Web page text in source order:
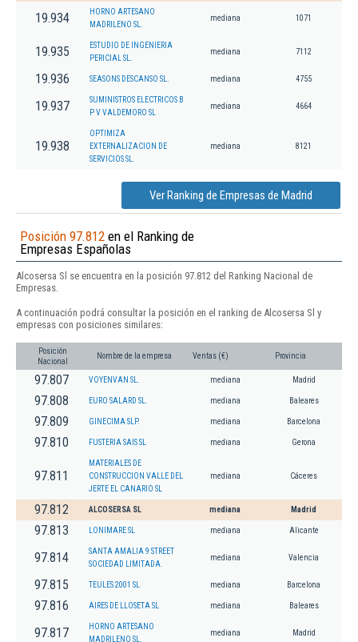
19.934
HORNO ARTESANO
MADRILENO SL.
mediana 1071
19.935
ESTUDIO DE INGENIERIA
PERICIAL SL.
mediana 7112
19.936 SEASONS DESCANSO SL. mediana 4755
19.937
SUMINISTROS ELECTRICOS B
P V VALDEMORO SL
mediana 4664
19.938
OPTIMIZA
EXTERNALIZACION DE
SERVICIOS SL.
mediana 8121
Ver Ranking de Empresas de Madrid
Posición 97.812 en el Ranking de
Empresas Españolas
Alcosersa Sl se encuentra en la posición 97.812 del Ranking Nacional de
Empresas.
A continuación podrá consultar la posición en el ranking de Alcosersa Sl y
empresas con posiciones similares:
Posición
Nacional
Nombre de la empresa Ventas (€) Provincia
97.807 VOYENVAN SL. mediana Madrid
97.808 EURO SALARD SL. mediana Baleares
97.809 GINECIMA SLP. mediana Barcelona
97.810 FUSTERIA SAIS SL mediana Gerona
97.811
MATERIALES DE
CONSTRUCCION VALLE DEL
JERTE EL CANARIO SL
mediana Cáceres
97.812 ALCOSERSA SL mediana Madrid
97.813 LONIMARE SL mediana Alicante
97.814
SANTA AMALIA 9 STREET
SOCIEDAD LIMITADA.
mediana Valencia
97.815 TEULES 2001 SL mediana Barcelona
97.816 AIRES DE LLOSETA SL mediana Baleares
97.817
HORNO ARTESANO
MADRILENO SL.
mediana Madrid